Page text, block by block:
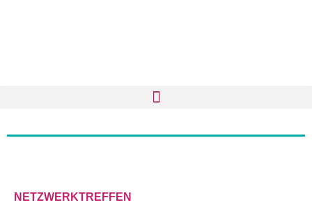
NETZWERKTREFFEN